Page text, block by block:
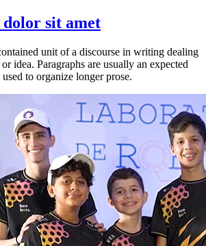
sit amet
unit of a discourse in writing dealing
idea. Paragraphs are usually an expected
to organize longer prose.